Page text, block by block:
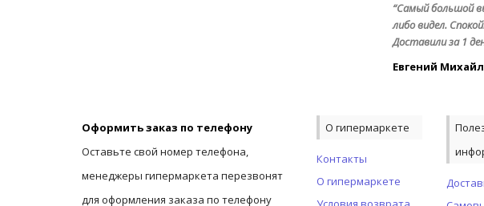
“Самый большой
либо видел.
Доставили за 1
Евгений
Оформить заказ по телефону
Оставьте свой номер телефона,
менеджеры гипермаркета перезвонят
для оформления заказа по телефону
О гипермаркете
Контакты
О гипермаркете